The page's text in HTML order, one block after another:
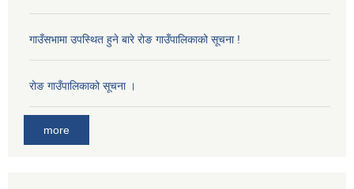
गाउँसभामा उपस्थित हुने बारे रोङ गाउँपालिकाको सूचना !
राेङ गाउँपालिकाको सूचना ।
more